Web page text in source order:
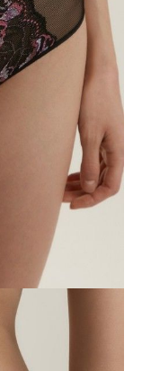
L, czarny
L, czarny